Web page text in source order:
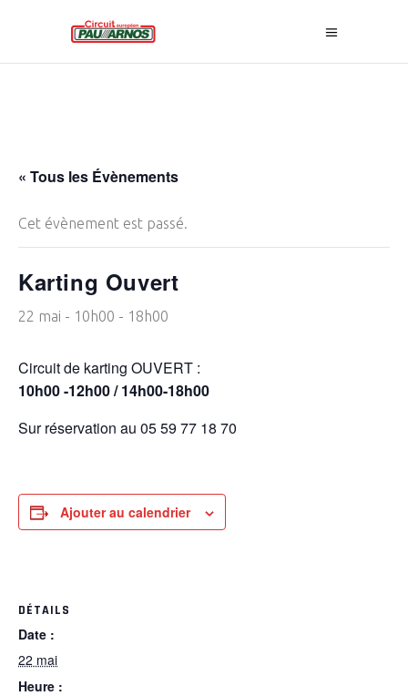
« Tous les Évènements
Cet évènement est passé.
Karting Ouvert
22 mai - 10h00 - 18h00
Circuit de karting OUVERT :
10h00 -12h00 / 14h00-18h00
Sur réservation au 05 59 77 18 70
Ajouter au calendrier
DÉTAILS
Date :
22 mai
Heure :